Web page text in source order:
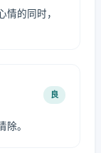
情的同时，
良
。